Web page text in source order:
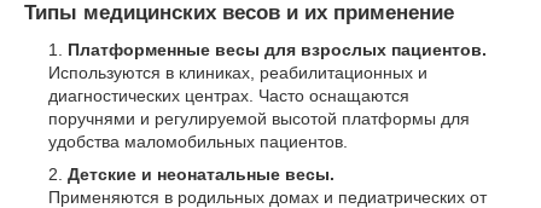
Типы медицинских весов и их применение
Платформенные весы для взрослых пациентов.
Используются в клиниках, реабилитационных и
диагностических центрах. Часто оснащаются
поручнями и регулируемой высотой платформы для
удобства маломобильных пациентов.
Детские и неонатальные весы.
Применяются в родильных домах и педиатрических от